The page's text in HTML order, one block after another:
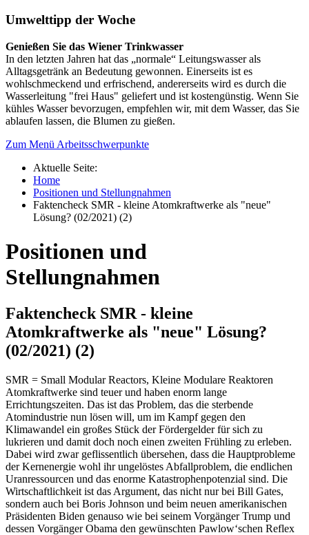
Umwelttipp der Woche
Genießen Sie das Wiener Trinkwasser
In den letzten Jahren hat das „normale“ Leitungswasser als
Alltagsgetränk an Bedeutung gewonnen. Einerseits ist es
wohlschmeckend und erfrischend, andererseits wird es durch die
Wasserleitung "frei Haus" geliefert und ist kostengünstig. Wenn Sie
kühles Wasser bevorzugen, empfehlen wir, mit dem Wasser, das Sie
ablaufen lassen, die Blumen zu gießen.
Zum Menü Arbeitsschwerpunkte
Aktuelle Seite:
Home
Positionen und Stellungnahmen
Faktencheck SMR - kleine Atomkraftwerke als "neue"
Lösung? (02/2021) (2)
Positionen und
Stellungnahmen
Faktencheck SMR - kleine
Atomkraftwerke als "neue" Lösung?
(02/2021) (2)
SMR = Small Modular Reactors, Kleine Modulare Reaktoren
Atomkraftwerke sind teuer und haben enorm lange
Errichtungszeiten. Das ist das Problem, das die sterbende
Atomindustrie nun lösen will, um im Kampf gegen den
Klimawandel ein großes Stück der Fördergelder für sich zu
lukrieren und damit doch noch einen zweiten Frühling zu erleben.
Dabei wird zwar geflissentlich übersehen, dass die Hauptprobleme
der Kernenergie wohl ihr ungelöstes Abfallproblem, die endlichen
Uranressourcen und das enorme Katastrophenpotenzial sind. Die
Wirtschaftlichkeit ist das Argument, das nicht nur bei Bill Gates,
sondern auch bei Boris Johnson und beim neuen amerikanischen
Präsidenten Biden genauso wie bei seinem Vorgänger Trump und
dessen Vorgänger Obama den gewünschten Pawlow‘schen Reflex